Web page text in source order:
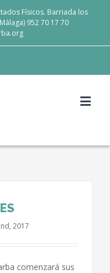
Físicos. Barriada los
952 70 17 70
2017
comenzará sus